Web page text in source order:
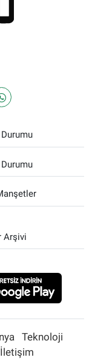
Arşivi
Teknoloji
İletişim